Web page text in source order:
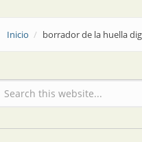
Inicio borrador de la huella
Formulario de búsqueda